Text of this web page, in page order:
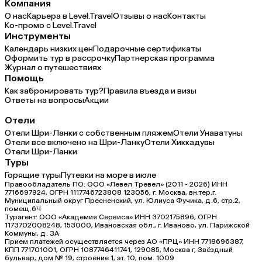
Компания
О насКарьера в Level.TravelОтзывы о насКонтакты
Ко-промо с Level.Travel
Инструменты
Календарь низких ценПодарочные сертификаты
Оформить тур в рассрочкуПартнерская программа
Журнал о путешествиях
Помощь
Как забронировать тур?Правила въезда и визы
Ответы на вопросыАкции
Отели
Отели Шри-Ланки с собственным пляжемОтели Унаватуны
Отели все включено на Шри-ЛанкуОтели Хиккадувы
Отели Шри-Ланки
Туры
Горящие турыПутевки на море в июле
Правообладатель ПО: ООО «Левел Тревел» (2011 - 2026) ИНН
7716697924, ОГРН 1117746723808 123056, г. Москва, вн.тер.г.
Муниципальный округ Пресненский, ул. Юлиуса Фучика, д.6, стр.2,
помещ.6Ч
Турагент: ООО «Академия Сервиса» ИНН 3702175896, ОГРН
1173702008248, 153000, Ивановская обл., г. Иваново, ул. Парижской
Коммуны, д. ЗА
Прием платежей осуществляется через АО «ПРЦ» ИНН 7718696387,
КПП 771701001, ОГРН 1087746411741, 129085, Москва г, Звёздный
бульвар, дом № 19, строение 1, эт. 10, пом. 1009